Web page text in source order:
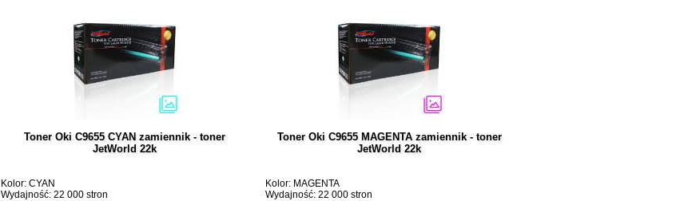
Toner Oki C9655 CYAN zamiennik - toner
JetWorld 22k
Kolor: CYAN
Wydajność: 22 000 stron
Toner Oki C9655 MAGENTA zamiennik - toner
JetWorld 22k
Kolor: MAGENTA
Wydajność: 22 000 stron